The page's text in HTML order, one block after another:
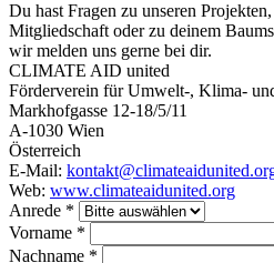
Du hast Fragen zu unseren
Mitgliedschaft oder zu deinem
wir melden uns gerne bei dir.
CLIMATE AID united
Förderverein für Umwelt-, Klima-
Markhofgasse 12-18/5/11
A-1030 Wien
Österreich
E-Mail:
Web: www.climateaidunited.org
Anrede *
Vorname *
Nachname *